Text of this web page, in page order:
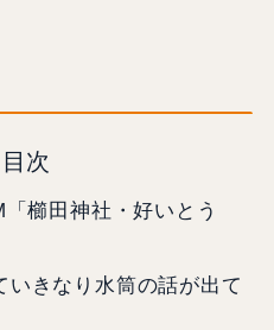
目次
櫛田神社・好いとう
いきなり水筒の話が出て